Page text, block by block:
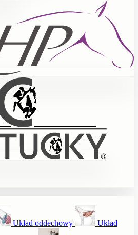
Układ oddechowy Układ